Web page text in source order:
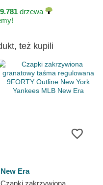
drzewa
też kupili
New Era